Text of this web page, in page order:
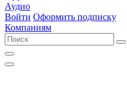
Аудио
Войти Оформить подписку
Компаниям